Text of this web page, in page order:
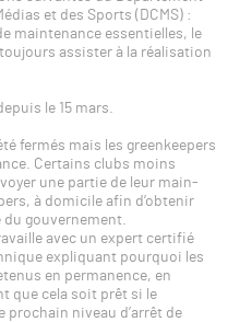
et des Sports (DCMS) :
maintenance essentielles, le
assister à la réalisation
le 15 mars.
fermés mais les greenkeepers
Certains clubs moins
une partie de leur main-
à domicile afin d’obtenir
gouvernement.
avec un expert certifié
expliquant pourquoi les
en permanence, en
que cela soit prêt si le
prochain niveau d’arrêt de